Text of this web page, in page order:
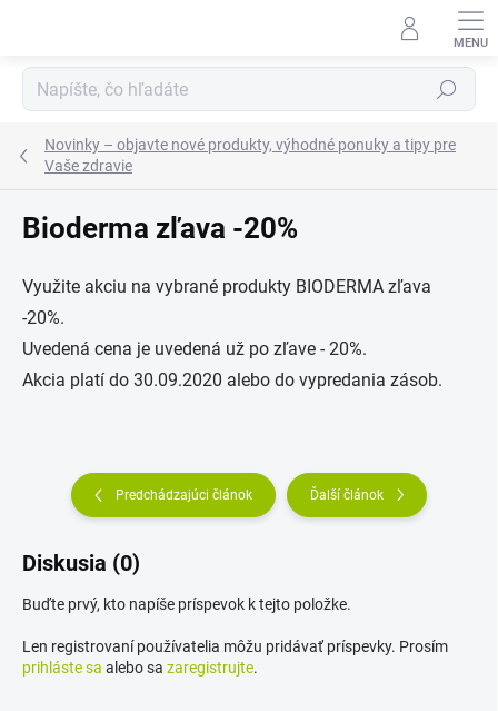
Hľadať
Novinky – objavte nové produkty, výhodné ponuky a tipy pre
Vaše zdravie
Bioderma zľava -20%
Využite akciu na vybrané produkty BIODERMA zľava
-20%.
Uvedená cena je uvedená už po zľave - 20%.
Akcia platí do 30.09.2020 alebo do vypredania zásob.
Predchádzajúci článok Ďalší článok
Diskusia (0)
Buďte prvý, kto napíše príspevok k tejto položke.
Len registrovaní používatelia môžu pridávať príspevky. Prosím
prihláste sa alebo sa zaregistrujte.